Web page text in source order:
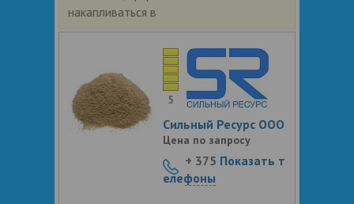
накапливаться в
5
Сильный Ресурс ООО
Цена по запросу
+ 375 Показать т
елефоны